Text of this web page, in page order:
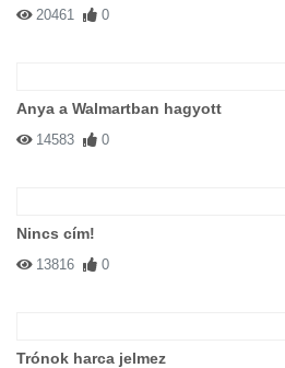
20461 0
Anya a Walmartban hagyott
14583 0
Nincs cím!
13816 0
Trónok harca jelmez